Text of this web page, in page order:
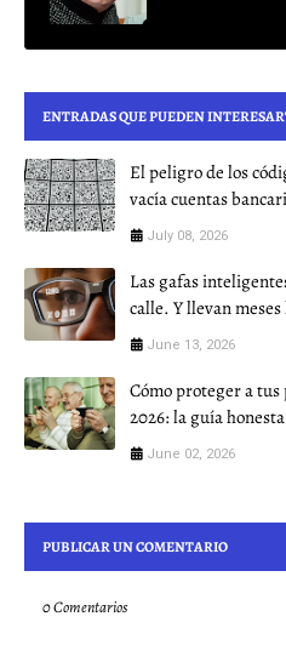
ENTRADAS QUE PUEDEN
El peligro de los
vacía cuentas
July 08, 2026
Las gafas
calle. Y llevan
June 13, 2026
Cómo proteger a
2026: la guía honesta
June 02, 2026
PUBLICAR UN COMENTARIO
0 Comentarios